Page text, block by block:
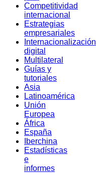
Competitividad
internacional
Estrategias
empresariales
Internacionalización
digital
Multilateral
Guías y
tutoriales
Asia
Latinoamérica
Unión
Europea
África
España
Iberchina
Estadísticas
e
informes